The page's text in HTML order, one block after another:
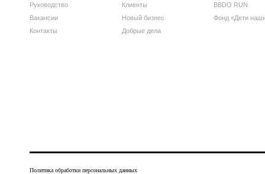
Руководство
Вакансии
Контакты
Клиенты
Новый бизнес
Добрые дела
BBDO RUN
Фонд «Дети
Политика обработки персональных данных